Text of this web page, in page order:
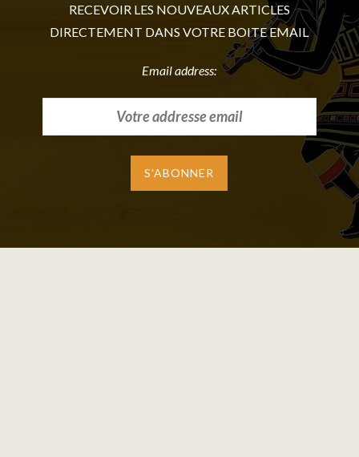
RECEVOIR LES NOUVEAUX ARTICLES
DIRECTEMENT DANS VOTRE BOITE EMAIL
Email address: